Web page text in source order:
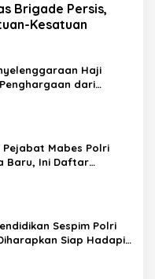
Brigade Persis,
Kesatuan
Haji
dari
Mabes Polri
Baru, Ini Daftar
Sespim Polri
Siap Hadapi